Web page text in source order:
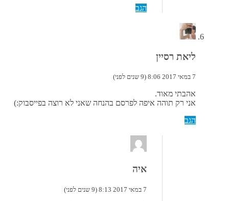
הגב
ליאת רסיין
7 במאי 2017 8:06 (9 שנים לפני)
אהבתי מאוד.
אני רק תוהה איפה לפרסם בהנחה שאני לא רוצה בפייסבוק:)
הגב
איה
7 במאי 2017 8:13 (9 שנים לפני)